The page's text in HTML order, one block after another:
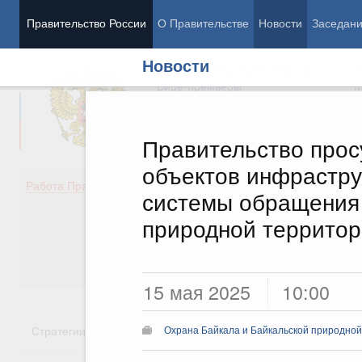
Правительство России О Правительстве Новости
Новости
Правительство
объектов
системы
природной
15 мая 2025 10:00
Охрана Байкала и Байкальской
Председатель Правительства
Вице-премьеры
Работа Правительства
Демография
Здоровье
Образование
Культура
Государство
Стратегии Государственные программы